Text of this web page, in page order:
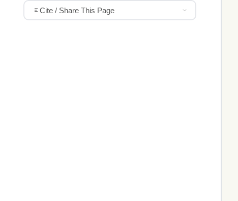
Cite / Share This Page